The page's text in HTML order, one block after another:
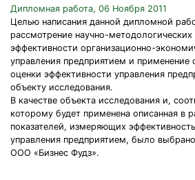
Дипломная работа, 06 Ноября 2011
Целью написания данной дипломной
рассмотрение научно-методологических
эффективности организационно-
управления предприятием и применение
оценки эффективности управления
объекту исследования.
В качестве объекта исследования и,
которому будет применена описанная в
показателей, измеряющих
управления предприятием, было
ООО «Бизнес Фудз».